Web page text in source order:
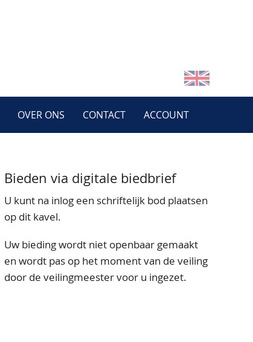
OVER ONS CONTACT ACCOUNT
Bieden via digitale biedbrief
U kunt na inlog een schriftelijk bod plaatsen
op dit kavel.
Uw bieding wordt niet openbaar gemaakt
en wordt pas op het moment van de veiling
door de veilingmeester voor u ingezet.